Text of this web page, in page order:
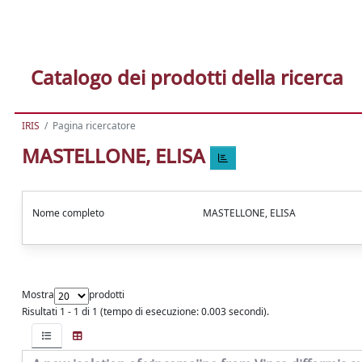
Catalogo dei prodotti della ricerca
IRIS Pagina ricercatore
MASTELLONE, ELISA
Nome completo MASTELLONE, ELISA
Mostra
prodotti
Risultati 1 - 1 di 1 (tempo di esecuzione: 0.003 secondi).